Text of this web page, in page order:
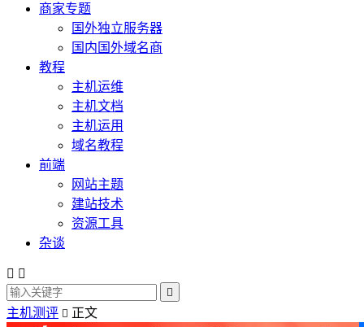
商家专题
国外独立服务器
国内国外域名商
教程
主机运维
主机文档
主机运用
域名教程
前端
网站主题
建站技术
资源工具
杂谈
 

主机测评  正文